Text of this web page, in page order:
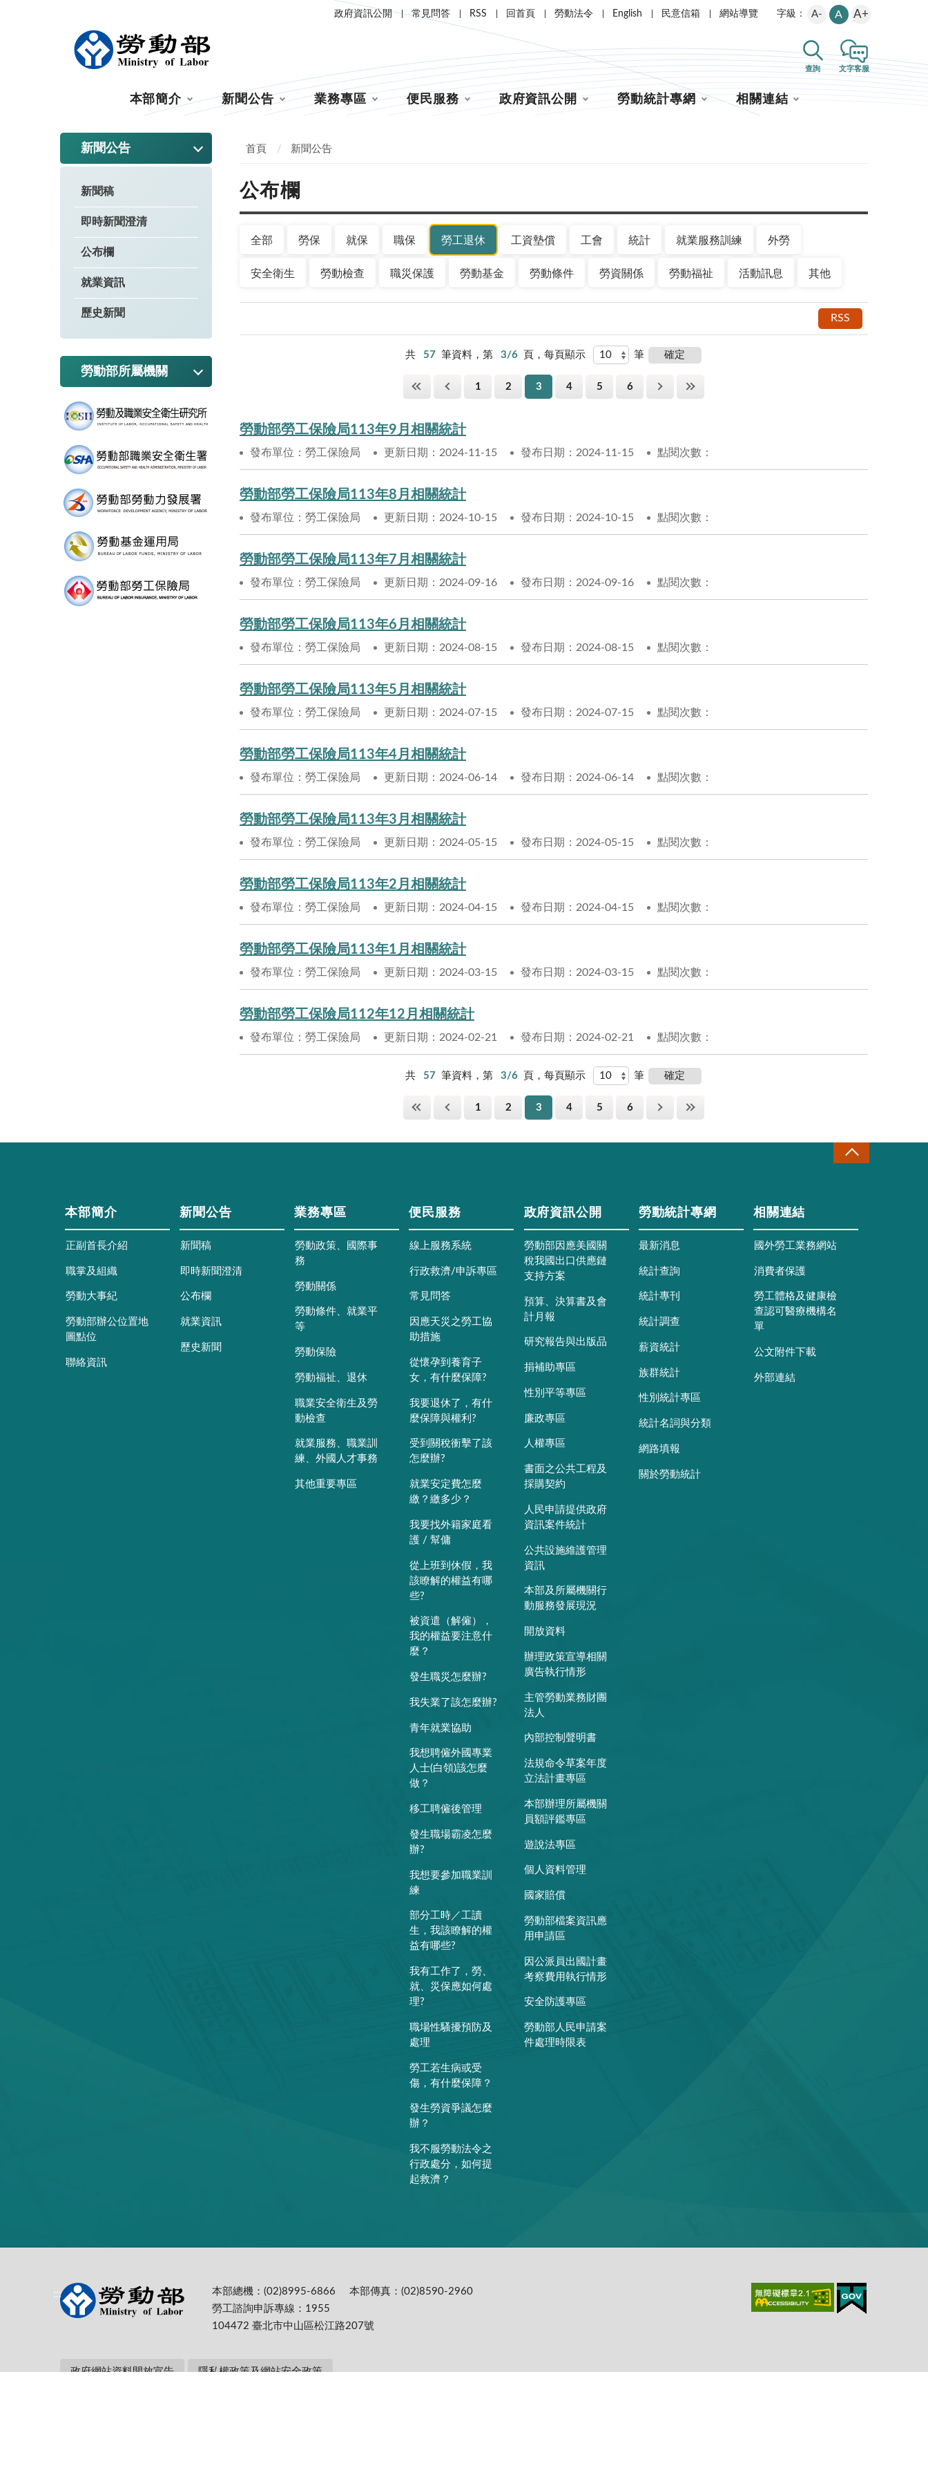
政府資訊公開 常見問答 RSS 回首頁 勞動法令 English 民意信箱 網站導覽 字級： A- A A+
查詢 文字客服
本部簡介 新聞公告 業務專區 便民服務 政府資訊公開 勞動統計專網 相關連結
新聞公告
新聞稿
即時新聞澄清
公布欄
就業資訊
歷史新聞
勞動部所屬機關
首頁 新聞公告
公布欄
全部 勞保 就保 職保 勞工退休 工資墊償 工會 統計 就業服務訓練 外勞
安全衛生 勞動檢查 職災保護 勞動基金 勞動條件 勞資關係 勞動福祉 活動訊息 其他
RSS
共 57 筆資料，第 3/6 頁，每頁顯示 筆
1 2 3 4 5 6
勞動部勞工保險局113年9月相關統計
發布單位：勞工保險局 更新日期：2024-11-15 發布日期：2024-11-15 點閱次數：
勞動部勞工保險局113年8月相關統計
發布單位：勞工保險局 更新日期：2024-10-15 發布日期：2024-10-15 點閱次數：
勞動部勞工保險局113年7月相關統計
發布單位：勞工保險局 更新日期：2024-09-16 發布日期：2024-09-16 點閱次數：
勞動部勞工保險局113年6月相關統計
發布單位：勞工保險局 更新日期：2024-08-15 發布日期：2024-08-15 點閱次數：
勞動部勞工保險局113年5月相關統計
發布單位：勞工保險局 更新日期：2024-07-15 發布日期：2024-07-15 點閱次數：
勞動部勞工保險局113年4月相關統計
發布單位：勞工保險局 更新日期：2024-06-14 發布日期：2024-06-14 點閱次數：
勞動部勞工保險局113年3月相關統計
發布單位：勞工保險局 更新日期：2024-05-15 發布日期：2024-05-15 點閱次數：
勞動部勞工保險局113年2月相關統計
發布單位：勞工保險局 更新日期：2024-04-15 發布日期：2024-04-15 點閱次數：
勞動部勞工保險局113年1月相關統計
發布單位：勞工保險局 更新日期：2024-03-15 發布日期：2024-03-15 點閱次數：
勞動部勞工保險局112年12月相關統計
發布單位：勞工保險局 更新日期：2024-02-21 發布日期：2024-02-21 點閱次數：
共 57 筆資料，第 3/6 頁，每頁顯示 筆
1 2 3 4 5 6
本部簡介
正副首長介紹
職掌及組織
勞動大事紀
勞動部辦公位置地
圖點位
聯絡資訊
新聞公告
新聞稿
即時新聞澄清
公布欄
就業資訊
歷史新聞
業務專區
勞動政策、國際事
務
勞動關係
勞動條件、就業平
等
勞動保險
勞動福祉、退休
職業安全衛生及勞
動檢查
就業服務、職業訓
練、外國人才事務
其他重要專區
便民服務
線上服務系統
行政救濟/申訴專區
常見問答
因應天災之勞工協
助措施
從懷孕到養育子
女，有什麼保障?
我要退休了，有什
麼保障與權利?
受到關稅衝擊了該
怎麼辦?
就業安定費怎麼
繳？繳多少？
我要找外籍家庭看
護 / 幫傭
從上班到休假，我
該瞭解的權益有哪
些?
被資遣（解僱），
我的權益要注意什
麼？
發生職災怎麼辦?
我失業了該怎麼辦?
青年就業協助
我想聘僱外國專業
人士(白領)該怎麼
做？
移工聘僱後管理
發生職場霸凌怎麼
辦?
我想要參加職業訓
練
部分工時／工讀
生，我該瞭解的權
益有哪些?
我有工作了，勞、
就、災保應如何處
理?
職場性騷擾預防及
處理
勞工若生病或受
傷，有什麼保障？
發生勞資爭議怎麼
辦？
我不服勞動法令之
行政處分，如何提
起救濟？
政府資訊公開
勞動部因應美國關
稅我國出口供應鏈
支持方案
預算、決算書及會
計月報
研究報告與出版品
捐補助專區
性別平等專區
廉政專區
人權專區
書面之公共工程及
採購契約
人民申請提供政府
資訊案件統計
公共設施維護管理
資訊
本部及所屬機關行
動服務發展現況
開放資料
辦理政策宣導相關
廣告執行情形
主管勞動業務財團
法人
內部控制聲明書
法規命令草案年度
立法計畫專區
本部辦理所屬機關
員額評鑑專區
遊說法專區
個人資料管理
國家賠償
勞動部檔案資訊應
用申請區
因公派員出國計畫
考察費用執行情形
安全防護專區
勞動部人民申請案
件處理時限表
勞動統計專網
最新消息
統計查詢
統計專刊
統計調查
薪資統計
族群統計
性別統計專區
統計名詞與分類
網路填報
關於勞動統計
相關連結
國外勞工業務網站
消費者保護
勞工體格及健康檢
查認可醫療機構名
單
公文附件下載
外部連結
::: 本部總機：(02)8995-6866
本部傳真：(02)8590-2960
勞工諮詢申訴專線：1955
104472 臺北市中山區松江路207號
政府網站資料開放宣告 隱私權政策及網站安全政策